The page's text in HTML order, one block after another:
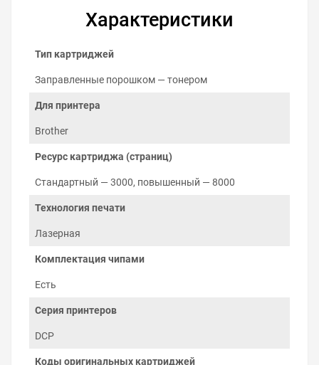
На поверхность фотобарабана наносится
равномерный электрический заряд, на котором
отпечатка. Из-за разницы потенциалов между
притягивается к нужным местам поверхности
соприкосновения с бумагой. Изображение, которое
электростатическим полем и закрепляется
Остатки тонера с фотобарабана очищаются лезвием в
Характеристики
Тип картриджей
Заправленные порошком — тонером
Для принтера
Brother
Ресурс картриджа (страниц)
Стандартный — 3000, повышенный — 8000
Технология печати
Лазерная
Комплектация чипами
Есть
Серия принтеров
DCP
Коды оригинальных картриджей